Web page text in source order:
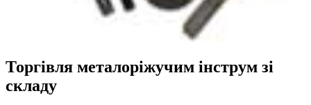
Торгівля металоріжучим інструм зі
складу